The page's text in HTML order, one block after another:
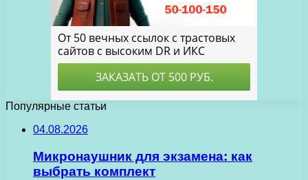
Популярные статьи
04.08.2026
Микронаушник для экзамена: как
выбрать комплект